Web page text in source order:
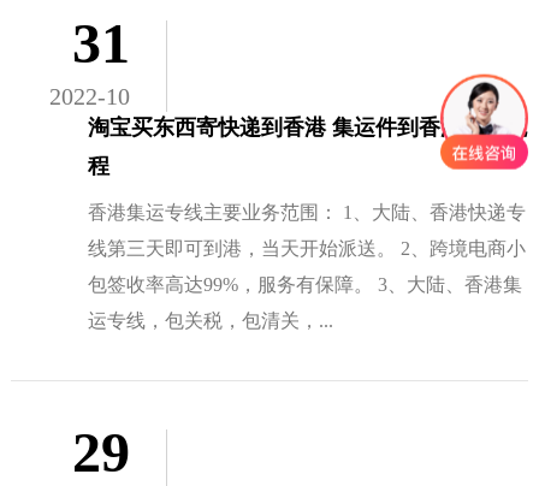
31
2022-10
淘宝买东西寄快递到香港 集运件到香港操作流
程
香港集运专线主要业务范围： 1、大陆、香港快递专
线第三天即可到港，当天开始派送。 2、跨境电商小
包签收率高达99%，服务有保障。 3、大陆、香港集
运专线，包关税，包清关，...
29